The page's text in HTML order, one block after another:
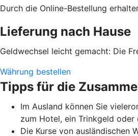
Durch die Online-Bestellung
Lieferung nach Hause
Geldwechsel leicht gemacht: Die
Währung bestellen
Tipps für die
Im Ausland können Sie
zum Hotel, ein Trinkgeld oder
Die Kurse von ausländischen